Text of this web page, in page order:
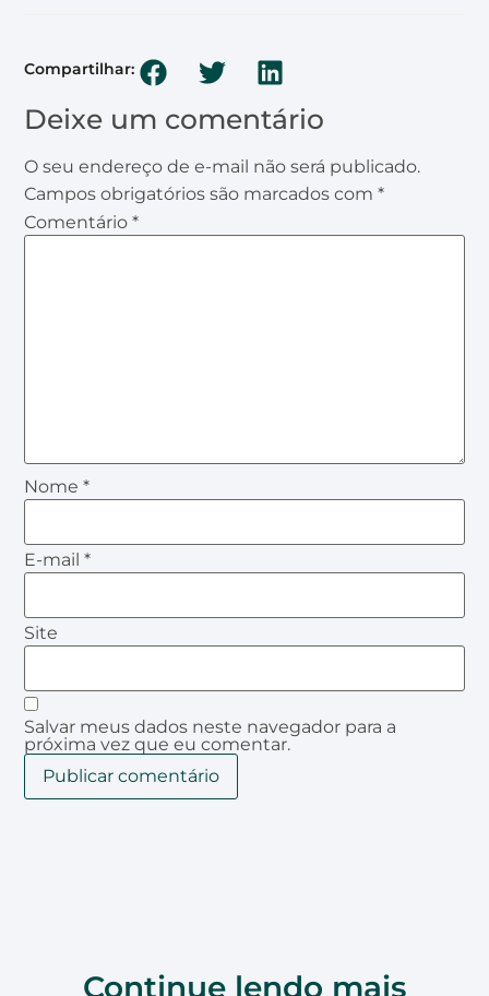
Compartilhar:
Deixe um comentário
O seu endereço de e-mail não será publicado.
Campos obrigatórios são marcados com*
Comentário*
Nome*
E-mail*
Site
Salvar meus dados neste navegador para a
próxima vez que eu comentar.
Continue lendo mais